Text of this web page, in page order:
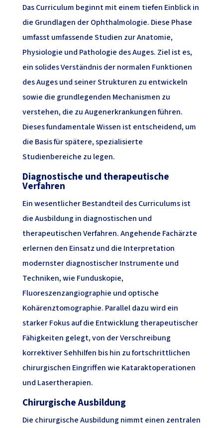
Das Curriculum beginnt mit einem tiefen Einblick in
die Grundlagen der Ophthalmologie. Diese Phase
umfasst umfassende Studien zur Anatomie,
Physiologie und Pathologie des Auges. Ziel ist es,
ein solides Verständnis der normalen Funktionen
des Auges und seiner Strukturen zu entwickeln
sowie die grundlegenden Mechanismen zu
verstehen, die zu Augenerkrankungen führen.
Dieses fundamentale Wissen ist entscheidend, um
die Basis für spätere, spezialisierte
Studienbereiche zu legen.
Diagnostische und therapeutische
Verfahren
Ein wesentlicher Bestandteil des Curriculums ist
die Ausbildung in diagnostischen und
therapeutischen Verfahren. Angehende Fachärzte
erlernen den Einsatz und die Interpretation
modernster diagnostischer Instrumente und
Techniken, wie Funduskopie,
Fluoreszenzangiographie und optische
Kohärenztomographie. Parallel dazu wird ein
starker Fokus auf die Entwicklung therapeutischer
Fähigkeiten gelegt, von der Verschreibung
korrektiver Sehhilfen bis hin zu fortschrittlichen
chirurgischen Eingriffen wie Kataraktoperationen
und Lasertherapien.
Chirurgische Ausbildung
Die chirurgische Ausbildung nimmt einen zentralen